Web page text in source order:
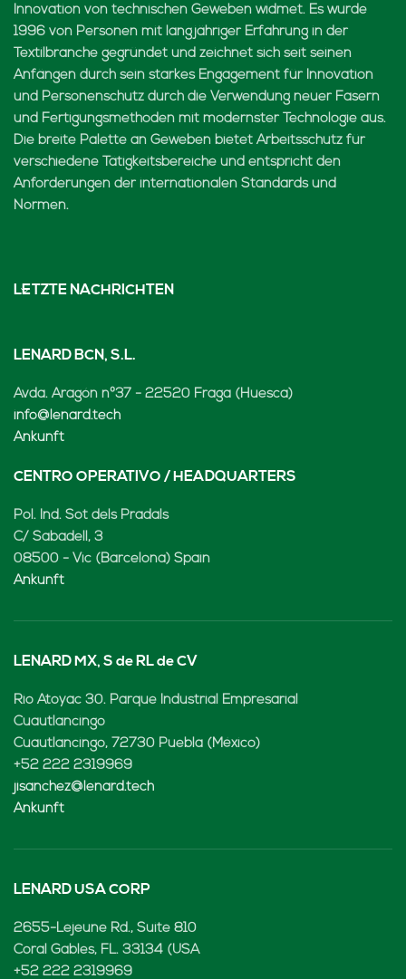
Innovation von technischen Geweben widmet. Es wurde
1996 von Personen mit langjähriger Erfahrung in der
Textilbranche gegründet und zeichnet sich seit seinen
Anfängen durch sein starkes Engagement für Innovation
und Personenschutz durch die Verwendung neuer Fasern
und Fertigungsmethoden mit modernster Technologie aus.
Die breite Palette an Geweben bietet Arbeitsschutz für
verschiedene Tätigkeitsbereiche und entspricht den
Anforderungen der internationalen Standards und
Normen.
LETZTE NACHRICHTEN
LENARD BCN, S.L.
Avda. Aragón nº37 - 22520 Fraga (Huesca)
info@lenard.tech
Ankunft
CENTRO OPERATIVO / HEADQUARTERS
Pol. Ind. Sot dels Pradals
C/ Sabadell, 3
08500 - Vic (Barcelona) Spain
Ankunft
LENARD MX, S de RL de CV
Rio Atoyac 30. Parque Industrial Empresarial
Cuautlancingo
Cuautlancingo, 72730 Puebla (México)
+52 222 2319969
jisanchez@lenard.tech
Ankunft
LENARD USA CORP
2655-Lejeune Rd., Suite 810
Coral Gables, FL. 33134 (USA
+52 222 2319969